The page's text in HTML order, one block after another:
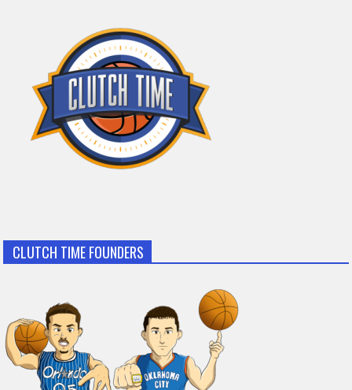
CLUTCH TIME FOUNDERS